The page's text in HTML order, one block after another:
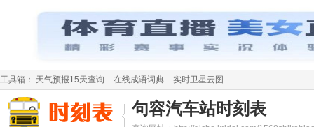
工具箱： 天气预报15天查询 在线成语词典 实时卫星云图
句容汽车站时刻表